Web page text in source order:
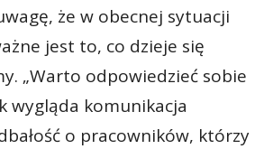
że w obecnej sytuacji
jest to, co dzieje się
„Warto odpowiedzieć sobie
wygląda komunikacja
o pracowników, którzy